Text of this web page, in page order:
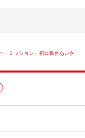
・ミッション」初日舞台あいさ